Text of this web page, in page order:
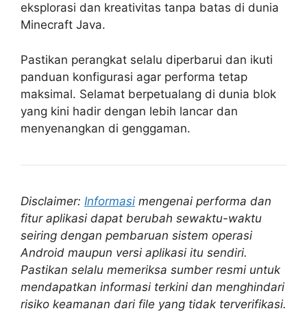
eksplorasi dan kreativitas tanpa batas di dunia
Minecraft Java.
Pastikan perangkat selalu diperbarui dan ikuti
panduan konfigurasi agar performa tetap
maksimal. Selamat berpetualang di dunia blok
yang kini hadir dengan lebih lancar dan
menyenangkan di genggaman.
Disclaimer: Informasi mengenai performa dan
fitur aplikasi dapat berubah sewaktu-waktu
seiring dengan pembaruan sistem operasi
Android maupun versi aplikasi itu sendiri.
Pastikan selalu memeriksa sumber resmi untuk
mendapatkan informasi terkini dan menghindari
risiko keamanan dari file yang tidak terverifikasi.